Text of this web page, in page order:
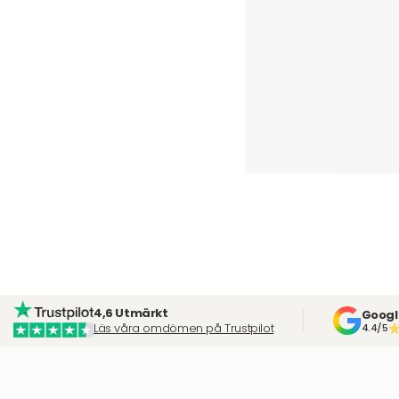
4,6 Utmärkt
Läs våra omdömen på Trustpilot
4.4/5